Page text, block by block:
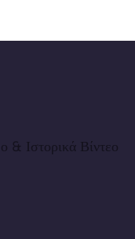
Ιστορικά Βίντεο